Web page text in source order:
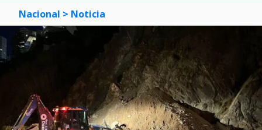
Nacional > Noticia